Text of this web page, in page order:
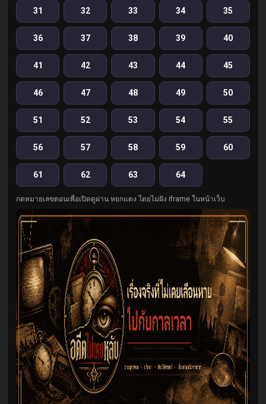
31 32 33 34 35
36 37 38 39 40
41 42 43 44 45
46 47 48 49 50
51 52 53 54 55
56 57 58 59 60
61 62 63 64
กดหมายเลขตอนเพื่อเปิดดูผ่าน หยกแดง โดยไม่ฝัง iframe ในหน้าเว็บ